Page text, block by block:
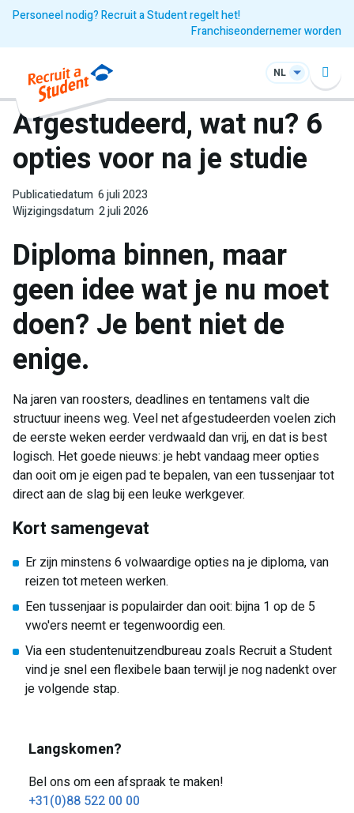
Personeel nodig? Recruit a Student regelt het!
Franchiseondernemer worden
NL
Afgestudeerd, wat nu? 6
opties voor na je studie
Publicatiedatum 6 juli 2023
Wijzigingsdatum 2 juli 2026
Diploma binnen, maar
geen idee wat je nu moet
doen? Je bent niet de
enige.
Na jaren van roosters, deadlines en tentamens valt die
structuur ineens weg. Veel net afgestudeerden voelen zich
de eerste weken eerder verdwaald dan vrij, en dat is best
logisch. Het goede nieuws: je hebt vandaag meer opties
dan ooit om je eigen pad te bepalen, van een tussenjaar tot
direct aan de slag bij een leuke werkgever.
Kort samengevat
Er zijn minstens 6 volwaardige opties na je diploma, van
reizen tot meteen werken.
Een tussenjaar is populairder dan ooit: bijna 1 op de 5
vwo'ers neemt er tegenwoordig een.
Via een studentenuitzendbureau zoals Recruit a Student
vind je snel een flexibele baan terwijl je nog nadenkt over
je volgende stap.
Langskomen?
Bel ons om een afspraak te maken!
+31(0)88 522 00 00